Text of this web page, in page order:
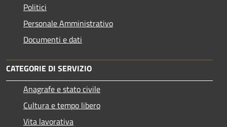
Politici
Personale Amministrativo
Documenti e dati
CATEGORIE DI SERVIZIO
Anagrafe e stato civile
Cultura e tempo libero
Vita lavorativa